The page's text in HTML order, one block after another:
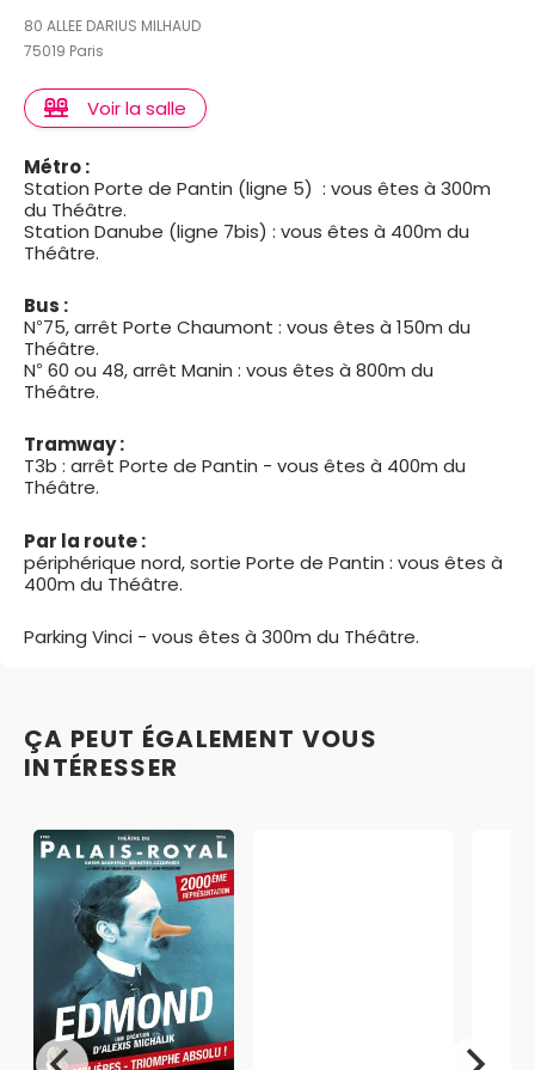
80 ALLEE DARIUS MILHAUD
75019 Paris
Voir la salle
Métro :
Station Porte de Pantin (ligne 5) : vous êtes à 300m
du Théâtre.
Station Danube (ligne 7bis) : vous êtes à 400m du
Théâtre.
Bus :
N°75, arrêt Porte Chaumont : vous êtes à 150m du
Théâtre.
N° 60 ou 48, arrêt Manin : vous êtes à 800m du
Théâtre.
Tramway :
T3b : arrêt Porte de Pantin - vous êtes à 400m du
Théâtre.
Par la route :
périphérique nord, sortie Porte de Pantin : vous êtes à
400m du Théâtre.
Parking Vinci - vous êtes à 300m du Théâtre.
ÇA PEUT ÉGALEMENT VOUS
INTÉRESSER